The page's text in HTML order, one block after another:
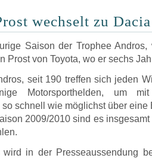
wechselt zu
Saison der Trophee
Prost von Toyota, wo er sechs
seit 190 treffen sich jeden
Motorsporthelden, um mit
so schnell wie möglichst über eine
2009/2010 sind es
wird in der Presseaussendung